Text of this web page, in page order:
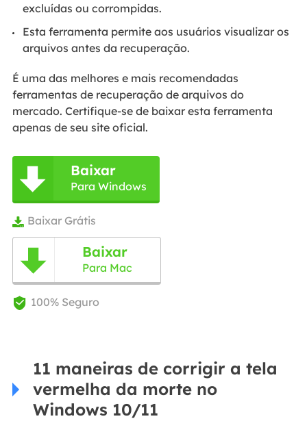
excluídas ou corrompidas.
Esta ferramenta permite aos usuários visualizar os
arquivos antes da recuperação.
É uma das melhores e mais recomendadas
ferramentas de recuperação de arquivos do
mercado. Certifique-se de baixar esta ferramenta
apenas de seu site oficial.
 Baixar
Para Windows
 Baixar Grátis
 Baixar
Para Mac
 100% Seguro
11 maneiras de corrigir a tela
vermelha da morte no
Windows 10/11